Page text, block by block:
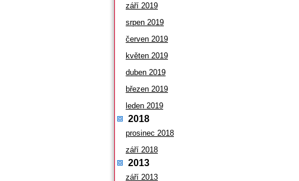
září 2019
srpen 2019
červen 2019
květen 2019
duben 2019
březen 2019
leden 2019
2018
prosinec 2018
září 2018
2013
září 2013